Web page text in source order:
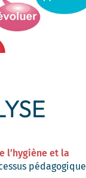
l’hygiène et la
pédagogique